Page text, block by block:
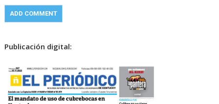
Publicación digital: